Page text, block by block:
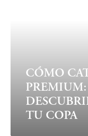
CÓMO
TU COPA